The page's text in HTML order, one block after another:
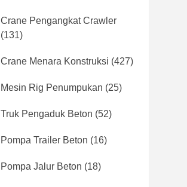
Crane Pengangkat Crawler
(131)
Crane Menara Konstruksi (427)
Mesin Rig Penumpukan (25)
Truk Pengaduk Beton (52)
Pompa Trailer Beton (16)
Pompa Jalur Beton (18)